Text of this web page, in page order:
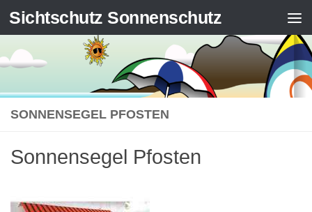
Zum Inhalt springen
Sichtschutz Sonnenschutz
SONNENSEGEL PFOSTEN
Sonnensegel Pfosten